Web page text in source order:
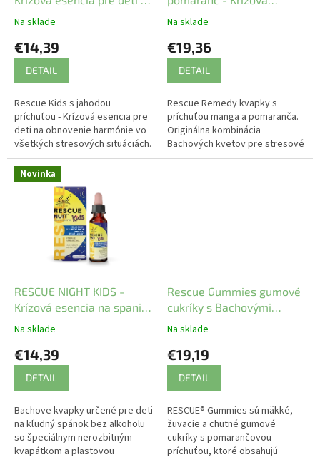
s
o
jahodovou príchuťou
Na sklade
€14,39
DETAIL
Rescue Kids s jahodou
príchuťou - Krízová esencia pre
deti na obnovenie harmónie vo
všetkých stresových situáciách.
BEZ ALKOHOLU.
esencia - kvapky bez
Na sklade
€19,36
DETAIL
Rescue Remedy kvapky s
príchuťou manga a pomaranča.
Originálna kombinácia
Bachových kvetov pre stresové
situácie vo forme kvapiek. Bez
Novinka
RESCUE NIGHT KIDS -
Krízová esencia na spanie
pre deti
Na sklade
€14,39
DETAIL
Bachove kvapky určené pre deti
na kľudný spánok bez alkoholu
so špeciálnym nerozbitným
kvapátkom a plastovou
Rescue Gummies gumové
cukríky s Bachovými
kvapkami 60 ks
Na sklade
€19,19
DETAIL
RESCUE® Gummies sú mäkké,
žuvacie a chutné gumové
cukríky s pomarančovou
príchuťou, ktoré obsahujú